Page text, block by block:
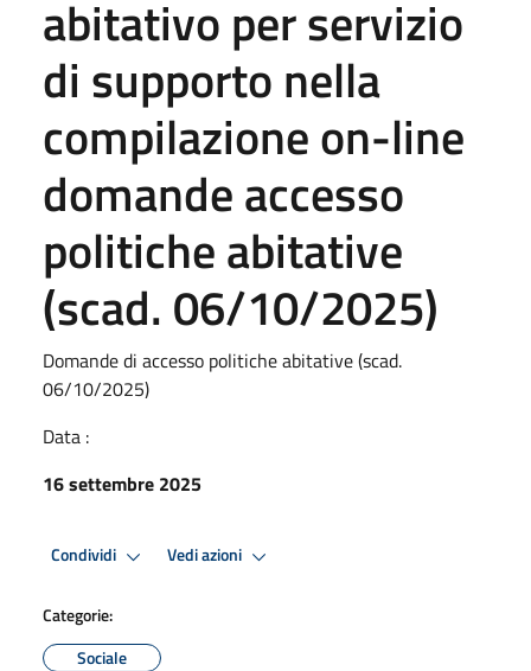
abitativo per servizio
di supporto nella
compilazione on-line
domande accesso
politiche abitative
(scad. 06/10/2025)
Domande di accesso politiche abitative (scad.
06/10/2025)
Data :
16 settembre 2025
Condividi Vedi azioni
Categorie:
Sociale